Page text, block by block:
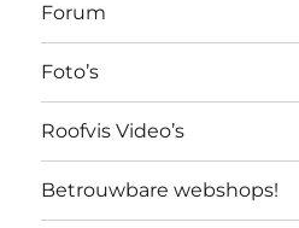
Forum
Foto’s
Roofvis Video’s
Betrouwbare webshops!